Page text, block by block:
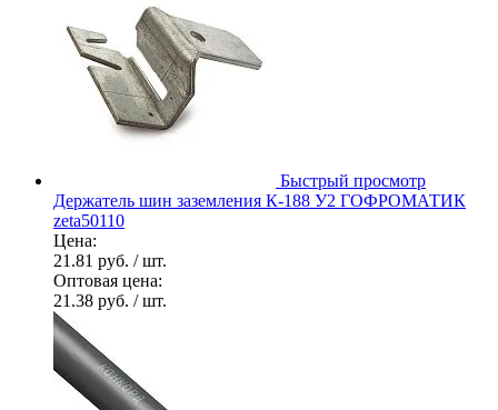
Быстрый просмотр
Держатель шин заземления К-188 У2 ГОФРОМАТИК
zeta50110
Цена:
21.81 руб. / шт.
Оптовая цена:
21.38 руб. / шт.